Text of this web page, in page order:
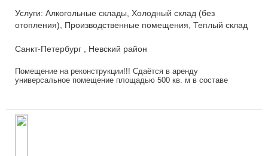
Услуги: Алкогольные склады, Холодный склад (без
отопления), Производственные помещения, Теплый склад
Санкт-Петербург , Невский район
Помещение на реконструкции!!! Сдаётся в аренду
универсальное помещение площадью 500 кв. м в составе